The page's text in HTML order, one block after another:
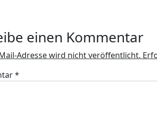
einen Kommentar
Adresse wird nicht veröffentlicht.
*